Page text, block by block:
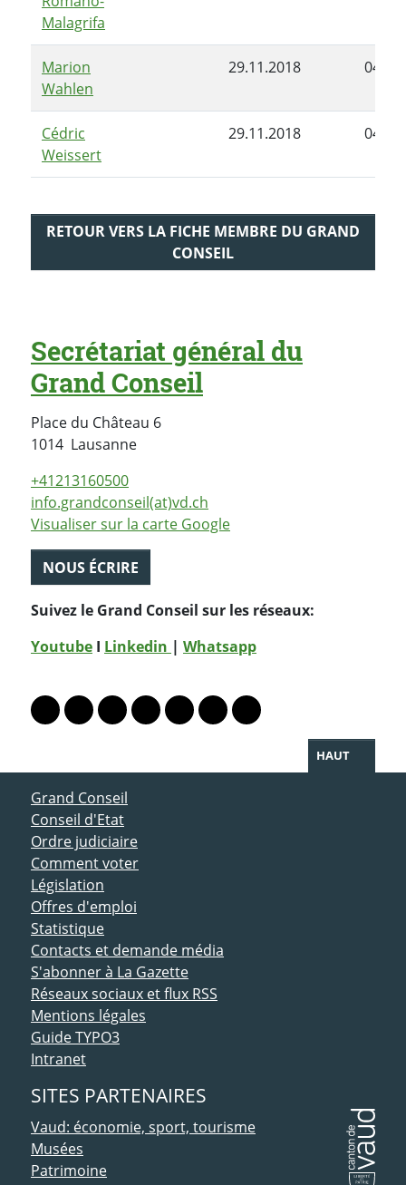
Malagrifa
Marion
Wahlen
29.11.2018
Cédric
Weissert
29.11.2018
RETOUR VERS LA FICHE MEMBRE DU GRAND
CONSEIL
Secrétariat général du
Grand Conseil
Place du Château 6
1014 LausanneSuisse
+41213160500
info.grandconseil(at)vd.ch
Visualiser sur la carte Google
NOUS ÉCRIRE
Suivez le Grand Conseil sur les réseaux:
Youtube I Linkedin | Whatsapp
Lien vers le profil Mastodon
Lien vers le profil Bluesky
Lien vers le profil Instagram
Lien vers le profil Linkedin
Lien vers le profil Facebook
Lien vers le profil Twitter
Partager par WhatsApp
HAUT
ACCÈS DIRECT
Grand Conseil
Conseil d'Etat
Ordre judiciaire
Comment voter
Législation
Offres d'emploi
Statistique
Contacts et demande média
S'abonner à La Gazette
Réseaux sociaux et flux RSS
Mentions légales
Guide TYPO3
Intranet
SITES PARTENAIRES
Vaud: économie, sport, tourisme
Musées
Patrimoine